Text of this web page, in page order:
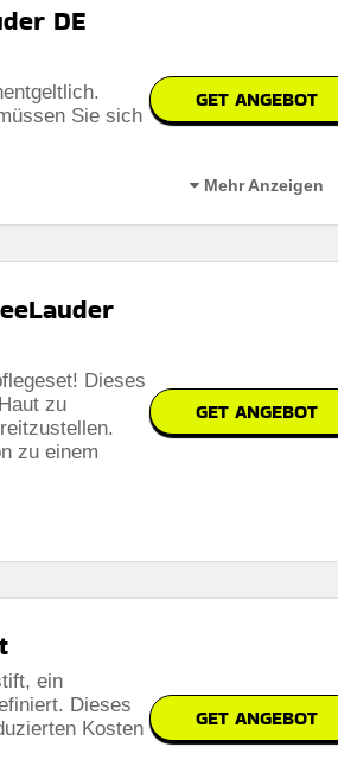
DE
Sie sich
Mehr Anzeigen
GET ANGEBOT
der Website des Händlers.
Dieses
zu
zu einem
GET ANGEBOT
ein
Dieses
Kosten
GET ANGEBOT